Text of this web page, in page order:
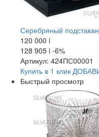
Серебряный
120 000 i
128 905 i -6%
Артикул: 424ПС00001
Купить в 1 клик
Быстрый просмотр